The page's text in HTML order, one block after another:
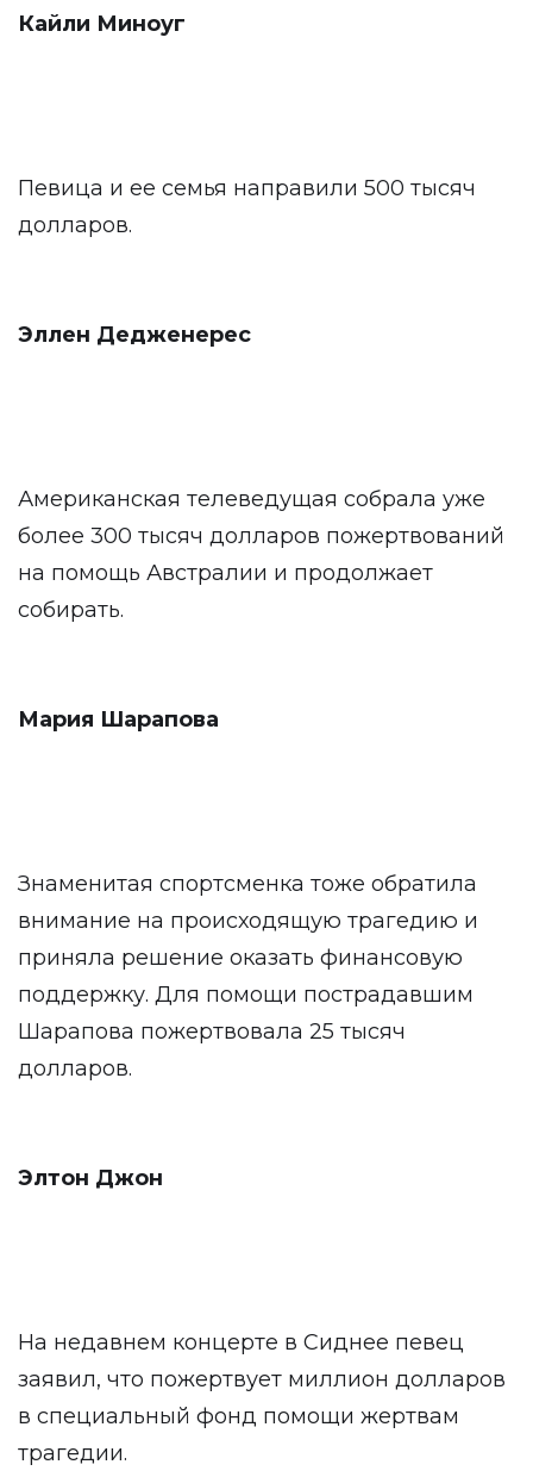
Кайли Миноуг
Певица и ее семья направили 500 тысяч
долларов.
Эллен Дедженерес
Американская телеведущая собрала уже
более 300 тысяч долларов пожертвований
на помощь Австралии и продолжает
собирать.
Мария Шарапова
Знаменитая спортсменка тоже обратила
внимание на происходящую трагедию и
приняла решение оказать финансовую
поддержку. Для помощи пострадавшим
Шарапова пожертвовала 25 тысяч
долларов.
Элтон Джон
На недавнем концерте в Сиднее певец
заявил, что пожертвует миллион долларов
в специальный фонд помощи жертвам
трагедии.